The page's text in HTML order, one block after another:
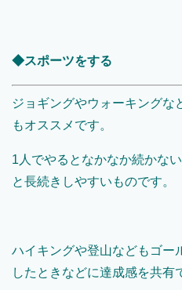
◆スポーツをする
ジョギングやウォーキングな
もオススメです。
1人でやるとなかなか続かな
と長続きしやすいものです。
ハイキングや登山などもゴー
したときなどに達成感を共有